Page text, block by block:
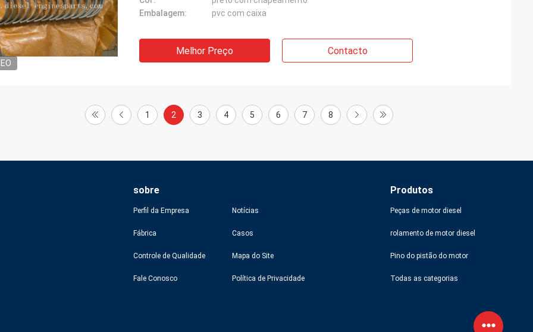
Embalagem:
pvc com caixa
Melhor Preço Contacto
1 2 3 4 5 6 7 8
sobre
Perfil da Empresa
Fábrica
Controle de Qualidade
Fale Conosco
Notícias
Casos
Mapa do Site
Política de Privacidade
Produtos
Peças de motor diesel
rolamento de motor diesel
Pino do pistão do motor
Todas as categorias